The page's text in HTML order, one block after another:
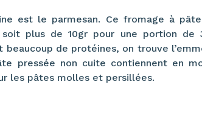
est le parmesan. Ce fromage à
plus de 10gr pour une portion de
beaucoup de protéines, on trouve
pressée non cuite contiennent en
les pâtes molles et persillées.